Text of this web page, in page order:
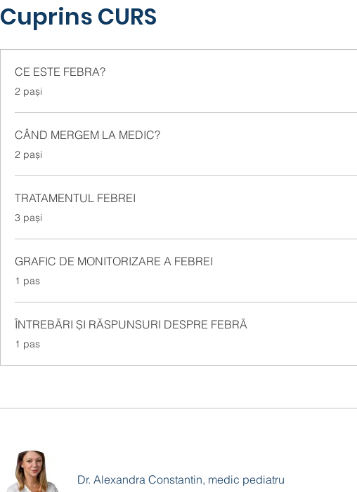
Cuprins CURS
CE ESTE FEBRA?
.
2 pași
CÂND MERGEM LA MEDIC?
.
2 pași
TRATAMENTUL FEBREI
.
3 pași
GRAFIC DE MONITORIZARE A FEBREI
.1 pas
ÎNTREBĂRI ȘI RĂSPUNSURI DESPRE FEBRĂ
.1 pas
Dr. Alexandra Constantin, medic pediatru